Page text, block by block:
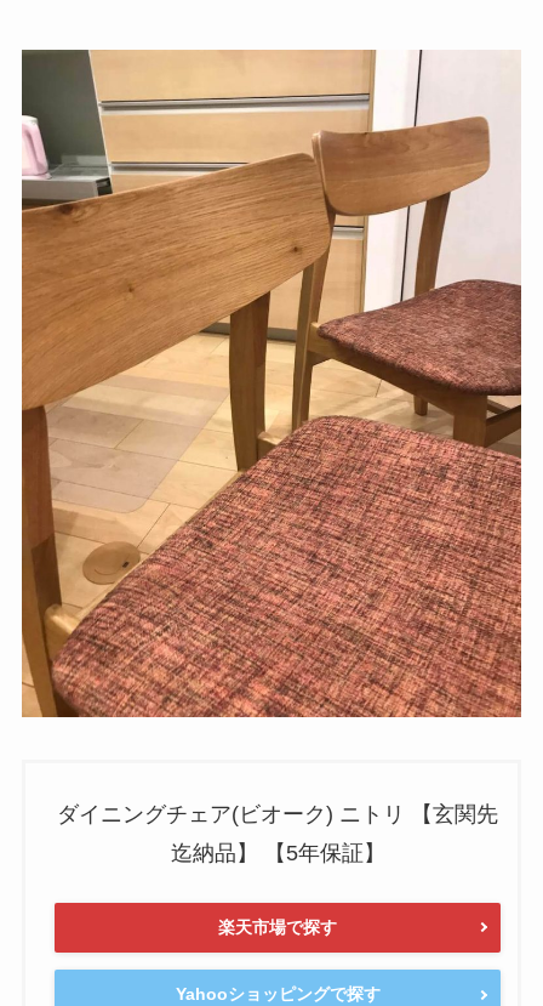
ダイニングチェア(ビオーク) ニトリ 【玄関先
迄納品】 【5年保証】
楽天市場で探す
Yahooショッピングで探す